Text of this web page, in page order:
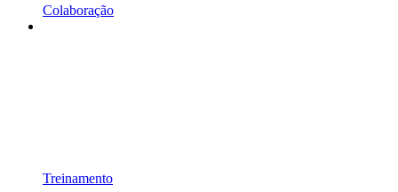
Colaboração
Treinamento